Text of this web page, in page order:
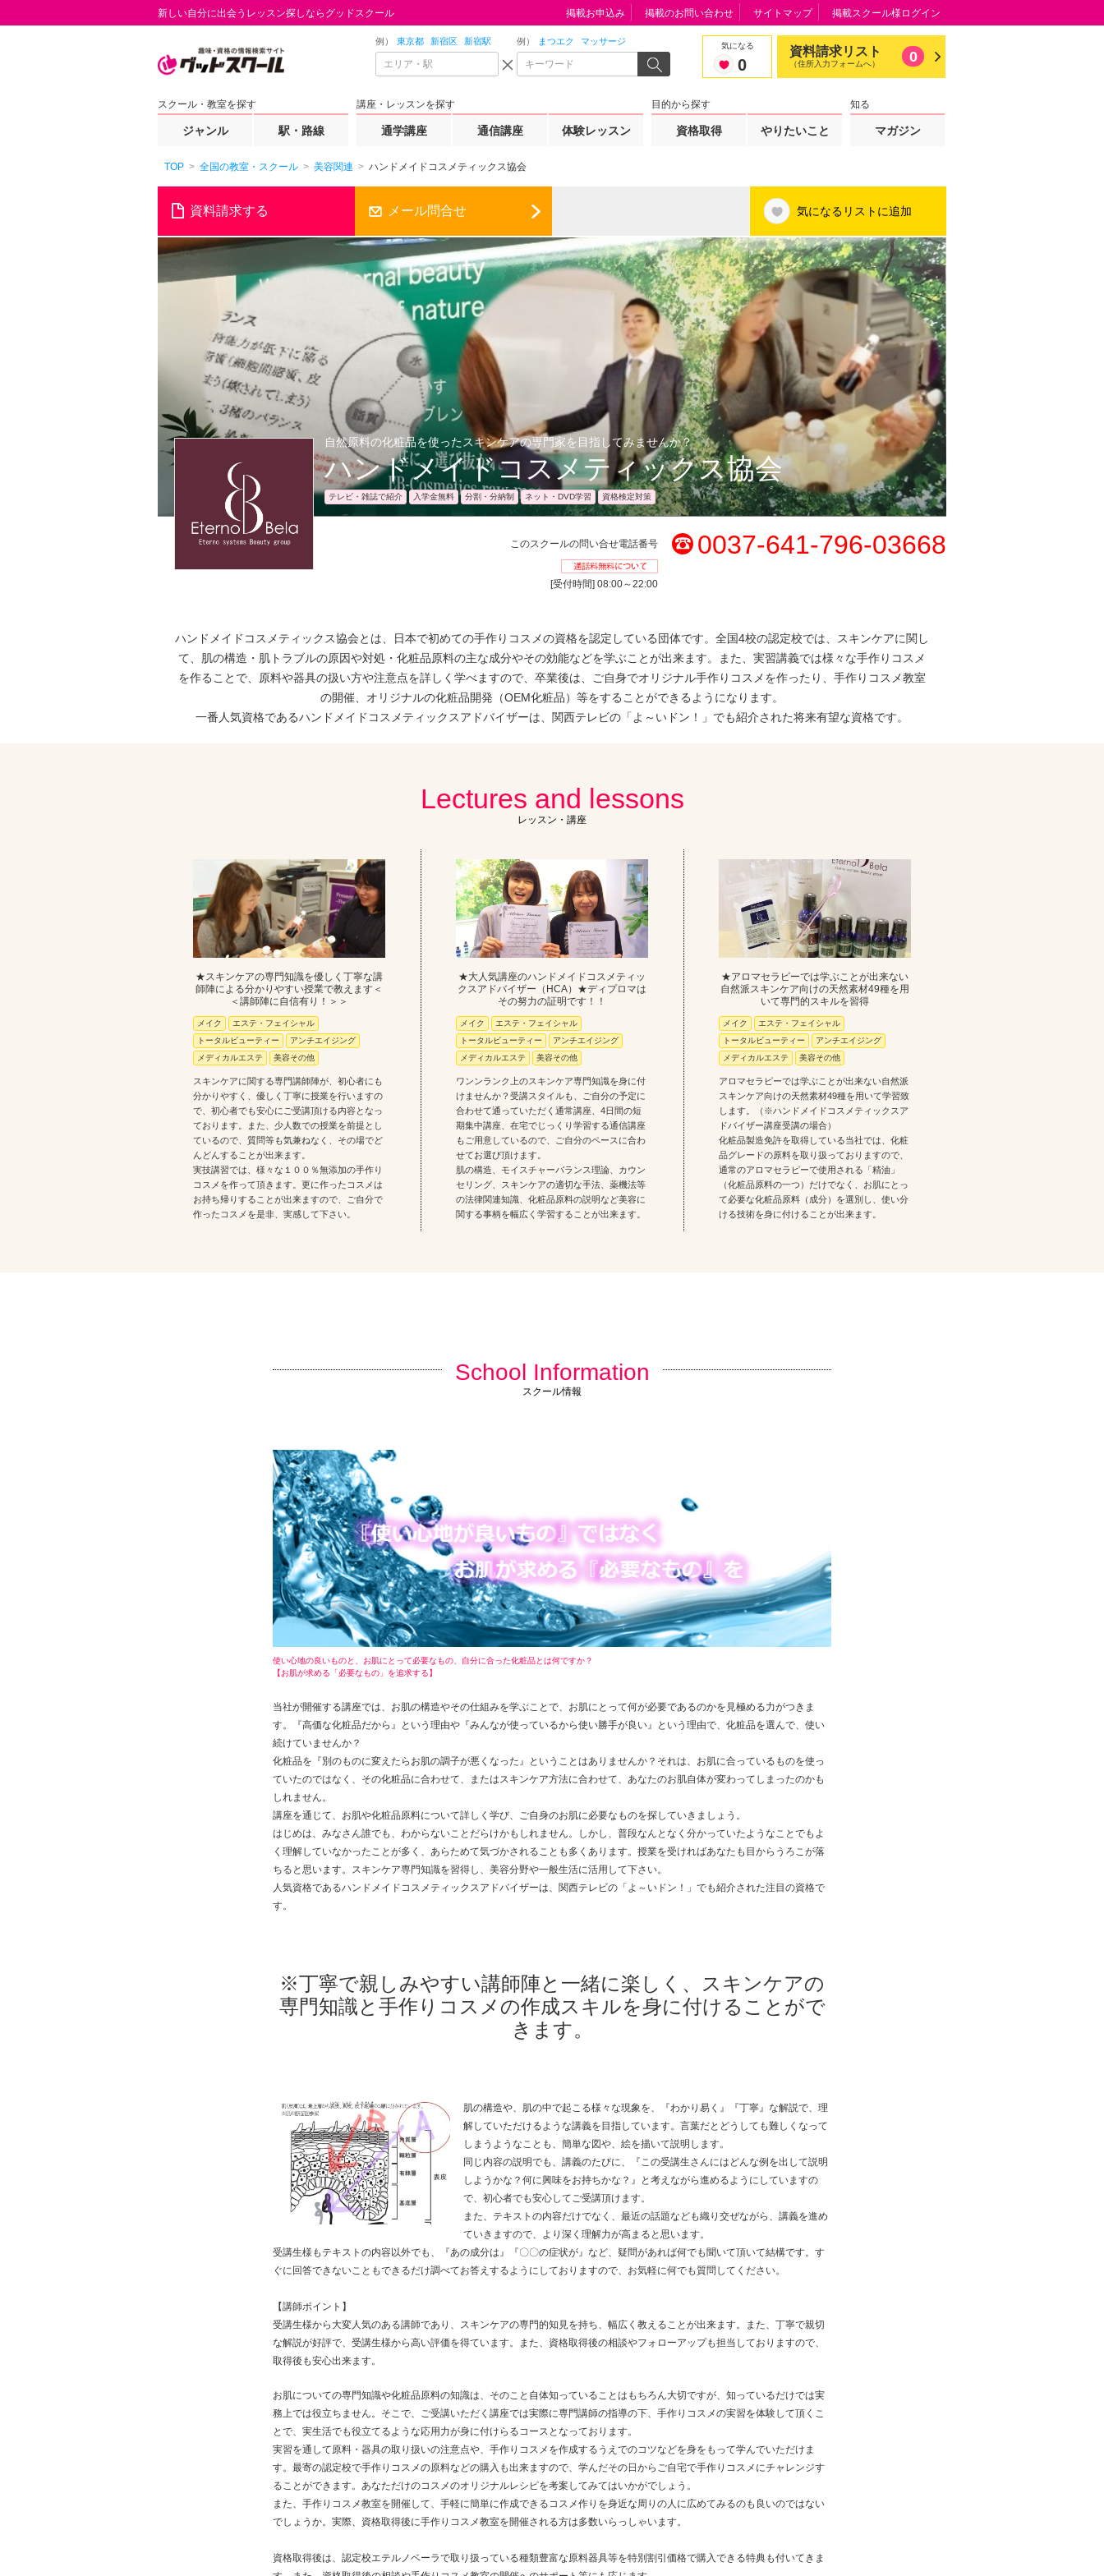
新しい自分に出会うレッスン探しならグッドスクール
例） 東京都 新宿区 新宿駅 例） まつエク マッサージ 気になる
0
資料請求リスト
（住所入力フォームへ） 0
スクール・教室を探す
ジャンル 駅・路線
講座・レッスンを探す
通学講座 通信講座 体験レッスン
目的から探す
資格取得 やりたいこと
知る
マガジン
掲載お申込み 掲載のお問い合わせ サイトマップ 掲載スクール様ログイン
TOP 全国の教室・スクール 美容関連 ハンドメイドコスメティックス協会
資料請求する メール問合せ 気になるリストに追加
自然原料の化粧品を使ったスキンケアの専門家を目指してみませんか？
ハンドメイドコスメティックス協会
テレビ・雑誌で紹介 入学金無料 分割・分納制 ネット・DVD学習 資格検定対策
このスクールの問い合せ電話番号
通話料無料
[受付時間] 08:00～22:00
0037-641-796-03668
ハンドメイドコスメティックス協会とは、日本で初めての手作りコスメの資格を認定している団体です。全国4校の認定校では、スキンケアに関し
て、肌の構造・肌トラブルの原因や対処・化粧品原料の主な成分やその効能などを学ぶことが出来ます。また、実習講義では様々な手作りコスメ
を作ることで、原料や器具の扱い方や注意点を詳しく学べますので、卒業後は、ご自身でオリジナル手作りコスメを作ったり、手作りコスメ教室
の開催、オリジナルの化粧品開発（OEM化粧品）等をすることができるようになります。
一番人気資格であるハンドメイドコスメティックスアドバイザーは、関西テレビの「よ～いドン！」でも紹介された将来有望な資格です。
Lectures and lessons
レッスン・講座
★スキンケアの専門知識を優しく丁寧な講
師陣による分かりやすい授業で教えます＜
＜講師陣に自信有り！＞＞
メイク
エステ・フェイシャル
トータルビューティー
アンチエイジング
メディカルエステ
美容その他
スキンケアに関する専門講師陣が、初心者にも
分かりやすく、優しく丁寧に授業を行いますの
で、初心者でも安心にご受講頂ける内容となっ
ております。また、少人数での授業を前提とし
ているので、質問等も気兼ねなく、その場でど
んどんすることが出来ます。
実技講習では、様々な１００％無添加の手作り
コスメを作って頂きます。更に作ったコスメは
お持ち帰りすることが出来ますので、ご自分で
作ったコスメを是非、実感して下さい。
★大人気講座のハンドメイドコスメティッ
クスアドバイザー（HCA）★ディプロマは
その努力の証明です！！
メイク
エステ・フェイシャル
トータルビューティー
アンチエイジング
メディカルエステ
美容その他
ワンンランク上のスキンケア専門知識を身に付
けませんか？受講スタイルも、ご自分の予定に
合わせて通っていただく通常講座、4日間の短
期集中講座、在宅でじっくり学習する通信講座
もご用意しているので、ご自分のペースに合わ
せてお選び頂けます。
肌の構造、モイスチャーバランス理論、カウン
セリング、スキンケアの適切な手法、薬機法等
の法律関連知識、化粧品原料の説明など美容に
関する事柄を幅広く学習することが出来ます。
★アロマセラピーでは学ぶことが出来ない
自然派スキンケア向けの天然素材49種を用
いて専門的スキルを習得
メイク
エステ・フェイシャル
トータルビューティー
アンチエイジング
メディカルエステ
美容その他
アロマセラピーでは学ぶことが出来ない自然派
スキンケア向けの天然素材49種を用いて学習致
します。（※ハンドメイドコスメティックスア
ドバイザー講座受講の場合）
化粧品製造免許を取得している当社では、化粧
品グレードの原料を取り扱っておりますので、
通常のアロマセラピーで使用される「精油」
（化粧品原料の一つ）だけでなく、お肌にとっ
て必要な化粧品原料（成分）を選別し、使い分
ける技術を身に付けることが出来ます。
School Information
スクール情報
使い心地の良いものと、お肌にとって必要なもの、自分に合った化粧品とは何ですか？
【お肌が求める「必要なもの」を追求する】
当社が開催する講座では、お肌の構造やその仕組みを学ぶことで、お肌にとって何が必要であるのかを見極める力がつきま
す。『高価な化粧品だから』という理由や『みんなが使っているから使い勝手が良い』という理由で、化粧品を選んで、使い
続けていませんか？
化粧品を『別のものに変えたらお肌の調子が悪くなった』ということはありませんか？それは、お肌に合っているものを使っ
ていたのではなく、その化粧品に合わせて、またはスキンケア方法に合わせて、あなたのお肌自体が変わってしまったのかも
しれません。
講座を通じて、お肌や化粧品原料について詳しく学び、ご自身のお肌に必要なものを探していきましょう。
はじめは、みなさん誰でも、わからないことだらけかもしれません。しかし、普段なんとなく分かっていたようなことでもよ
く理解していなかったことが多く、あらためて気づかされることも多くあります。授業を受ければあなたも目からうろこが落
ちると思います。スキンケア専門知識を習得し、美容分野や一般生活に活用して下さい。
人気資格であるハンドメイドコスメティックスアドバイザーは、関西テレビの「よ～いドン！」でも紹介された注目の資格で
す。
※丁寧で親しみやすい講師陣と一緒に楽しく、スキンケアの
専門知識と手作りコスメの作成スキルを身に付けることがで
きます。
肌の構造や、肌の中で起こる様々な現象を、『わかり易く』『丁寧』な解説で、理
解していただけるような講義を目指しています。言葉だとどうしても難しくなって
しまうようなことも、簡単な図や、絵を描いて説明します。
同じ内容の説明でも、講義のたびに、『この受講生さんにはどんな例を出して説明
しようかな？何に興味をお持ちかな？』と考えながら進めるようにしていますの
で、初心者でも安心してご受講頂けます。
また、テキストの内容だけでなく、最近の話題なども織り交ぜながら、講義を進め
ていきますので、より深く理解力が高まると思います。
受講生様もテキストの内容以外でも、『あの成分は』『〇〇の症状が』など、疑問があれば何でも聞いて頂いて結構です。す
ぐに回答できないこともできるだけ調べてお答えするようにしておりますので、お気軽に何でも質問してください。
【講師ポイント】
受講生様から大変人気のある講師であり、スキンケアの専門的知見を持ち、幅広く教えることが出来ます。また、丁寧で親切
な解説が好評で、受講生様から高い評価を得ています。また、資格取得後の相談やフォローアップも担当しておりますので、
取得後も安心出来ます。
お肌についての専門知識や化粧品原料の知識は、そのこと自体知っていることはもちろん大切ですが、知っているだけでは実
務上では役立ちません。そこで、ご受講いただく講座では実際に専門講師の指導の下、手作りコスメの実習を体験して頂くこ
とで、実生活でも役立てるような応用力が身に付けらるコースとなっております。
実習を通して原料・器具の取り扱いの注意点や、手作りコスメを作成するうえでのコツなどを身をもって学んでいただけま
す。最寄の認定校で手作りコスメの原料などの購入も出来ますので、学んだその日からご自宅で手作りコスメにチャレンジす
ることができます。あなただけのコスメのオリジナルレシピを考案してみてはいかがでしょう。
また、手作りコスメ教室を開催して、手軽に簡単に作成できるコスメ作りを身近な周りの人に広めてみるのも良いのではない
でしょうか。実際、資格取得後に手作りコスメ教室を開催される方は多数いらっしゃいます。
資格取得後は、認定校エテルノベーラで取り扱っている種類豊富な原料器具等を特別割引価格で購入できる特典も付いてきま